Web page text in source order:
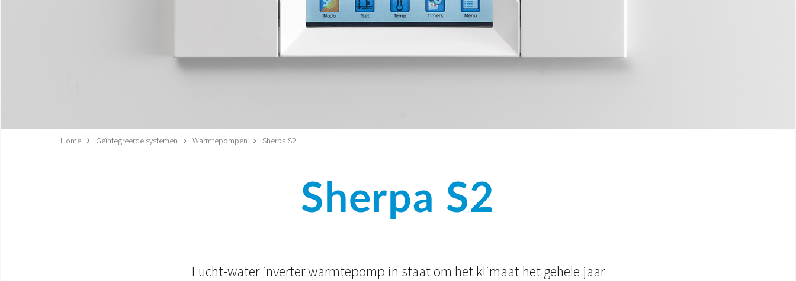
Home Geïntegreerde systemen Warmtepompen Sherpa S2
Sherpa S2
Lucht-water inverter warmtepomp in staat om het klimaat het gehele jaar